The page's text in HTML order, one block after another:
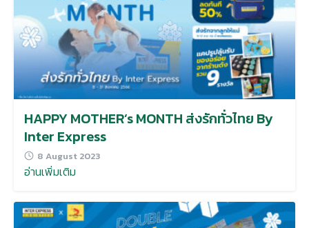
HAPPY MOTHER’s MONTH ส่งรักทั่วไทย By
Inter Express
8 August 2023
อ่านเพิ่มเติม